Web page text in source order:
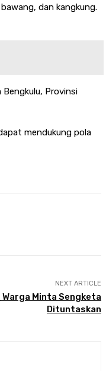
dan kangkung.
Provinsi
mendukung pola
NEXT ARTICLE
Warga Minta Sengketa
Dituntaskan